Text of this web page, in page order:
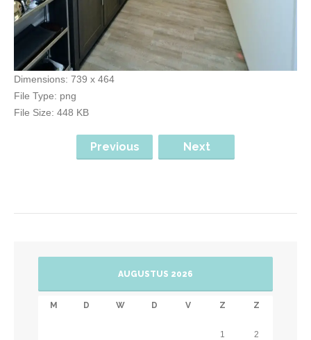
Dimensions: 739 x 464
File Type: png
File Size: 448 KB
Previous Next
AUGUSTUS 2026
M D W D V Z Z
1 2